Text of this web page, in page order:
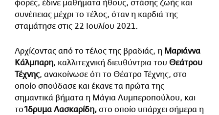
φορές, έδινε μαθήματα ήθους, στάσης ζωής και
συνέπειας μέχρι το τέλος, όταν η καρδιά της
σταμάτησε στις 22 Ιουλίου 2021.
Αρχίζοντας από το τέλος της βραδιάς, η Μαριάννα
Κάλμπαρη, καλλιτεχνική διευθύντρια του Θεάτρου
Τέχνης, ανακοίνωσε ότι το Θέατρο Τέχνης, στο
οποίο σπούδασε και έκανε τα πρώτα της
σημαντικά βήματα η Μάγια Λυμπεροπούλου, και
τοΊδρυμα Λασκαρίδη, στο οποίο υπάρχει σήμερα η